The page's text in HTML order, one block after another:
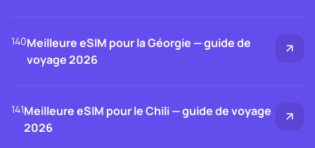
140Meilleure eSIM pour la Géorgie — guide de
voyage 2026
141Meilleure eSIM pour le Chili — guide de voyage
2026